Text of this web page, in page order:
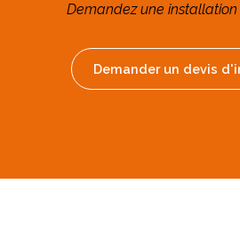
Demandez une installation
Demander un devis